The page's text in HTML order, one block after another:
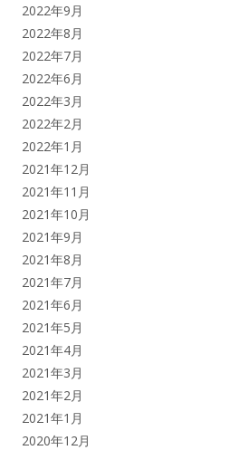
2022年9月
2022年8月
2022年7月
2022年6月
2022年3月
2022年2月
2022年1月
2021年12月
2021年11月
2021年10月
2021年9月
2021年8月
2021年7月
2021年6月
2021年5月
2021年4月
2021年3月
2021年2月
2021年1月
2020年12月